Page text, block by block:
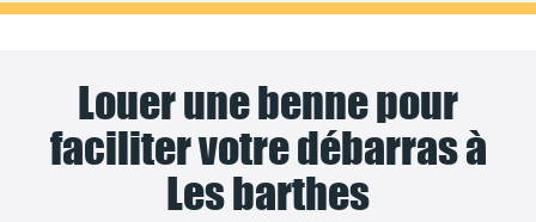
Louer une benne pour
faciliter votre débarras à
Les barthes